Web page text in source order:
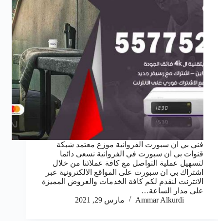
فني بي ان سبورت الفروانية موزع معتمد شبكة
قنوات بي ان سبورت في الفروانية نسعى دائما
لتسهيل عملية التواصل مع كافة عملائنا من خلال
اشتراك بي ان سبورت على المواقع الالكترونية عبر
الانترنت لنقدم لكم كافة الخدمات والعروض المميزة
على مدار الساعة…
Ammar Alkurdi
مارس 29, 2021